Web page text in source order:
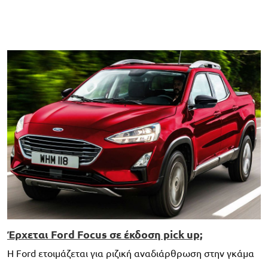
Έρχεται Ford Focus σε έκδοση pick up;
Η Ford ετοιμάζεται για ριζική αναδιάρθρωση στην γκάμα